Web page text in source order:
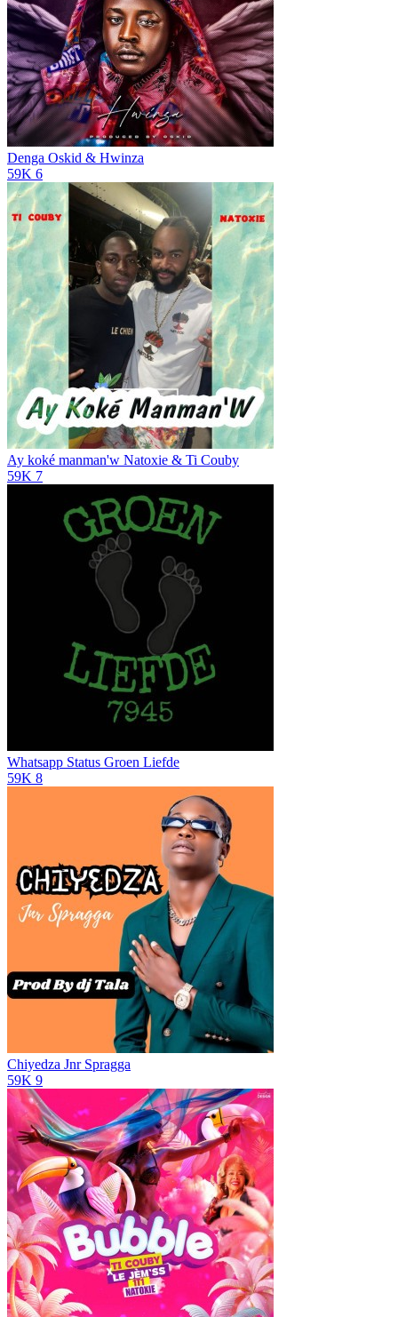
Denga Oskid & Hwinza
59K 6
Ay koké manman'w Natoxie & Ti Couby
59K 7
Whatsapp Status Groen Liefde
59K 8
Chiyedza Jnr Spragga
59K 9